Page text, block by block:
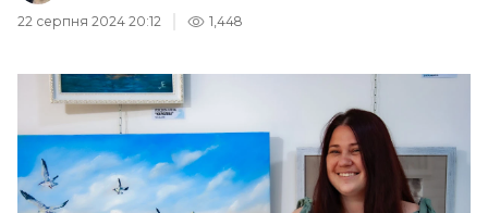
22 серпня 2024 20:12
1,448